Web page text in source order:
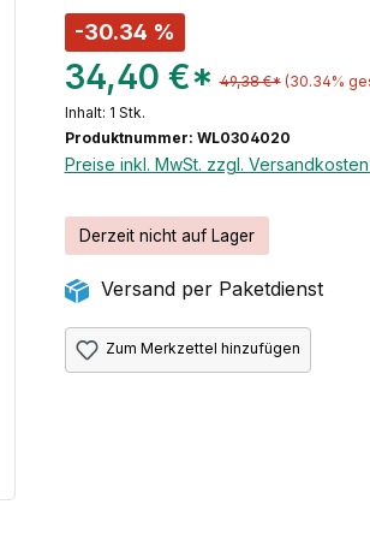
-30.34 %
34,40 €* 49,38 €* (30.34%
Inhalt: 1 Stk.
Produktnummer: WL0304020
Preise inkl. MwSt. zzgl.
Derzeit nicht auf Lager
Versand per Paketdienst
Zum Merkzettel hinzufügen